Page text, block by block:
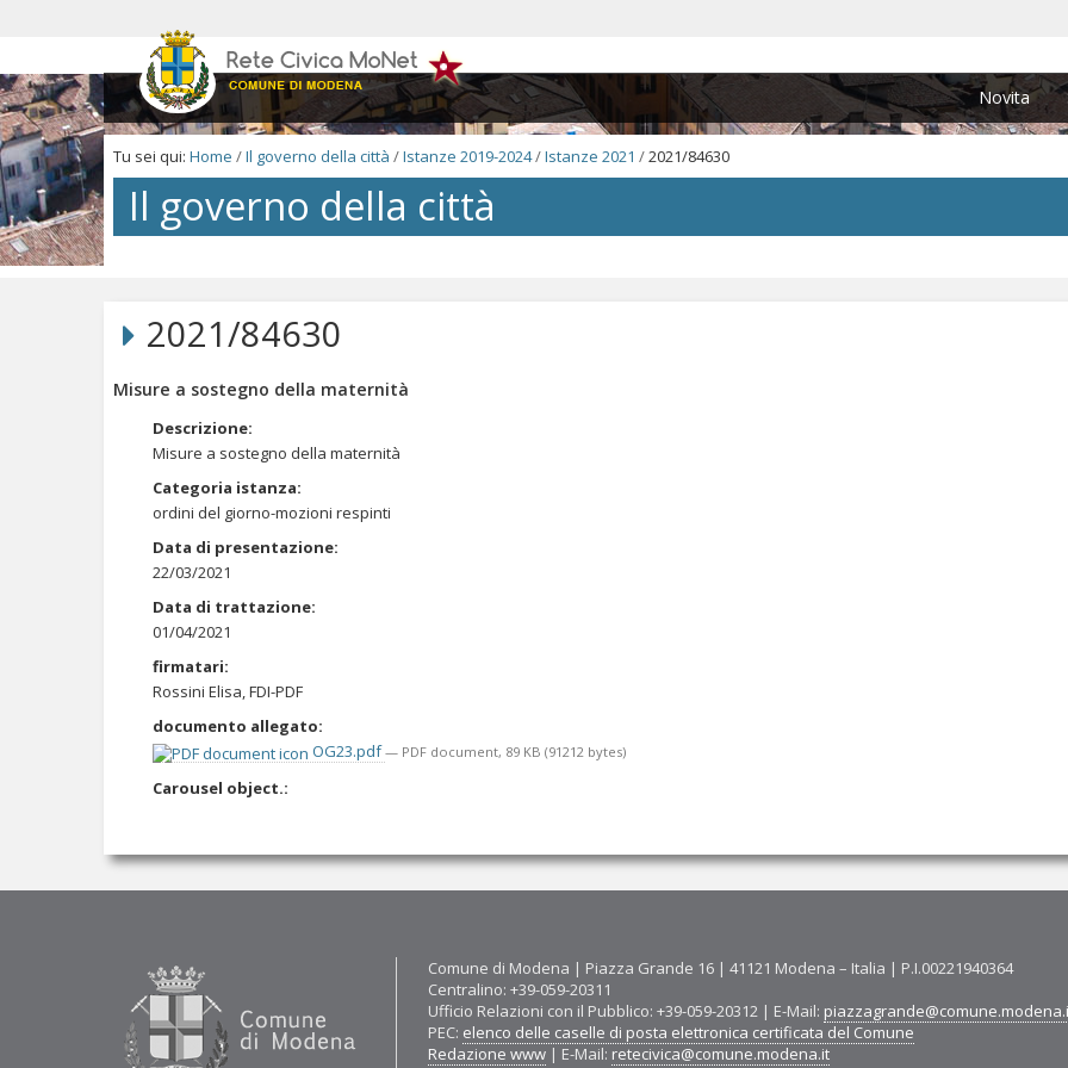
|
Salta
alla
navigazione
Novita
Tu sei qui: Home /Il governo della città /Istanze 2019-2024/Istanze 2021 /2021/84630
Il governo della città
Salta
navigazione
2021/84630
Misure a sostegno della maternità
Descrizione:
Misure a sostegno della maternità
Categoria istanza:
ordini del giorno-mozioni respinti
Data di presentazione:
22/03/2021
Data di trattazione:
01/04/2021
firmatari:
Rossini Elisa, FDI-PDF
documento allegato:
OG23.pdf— PDF document, 89 KB (91212 bytes)
Carousel object.:
Contatti
Comune di Modena | Piazza Grande 16 | 41121 Modena – Italia | P.I.00221940364
Centralino: +39-059-20311
Ufficio Relazioni con il Pubblico: +39-059-20312 | E-Mail:
PEC: elenco delle caselle di posta elettronica certificata del Comune
Redazione www | E-Mail: retecivica@comune.modena.it